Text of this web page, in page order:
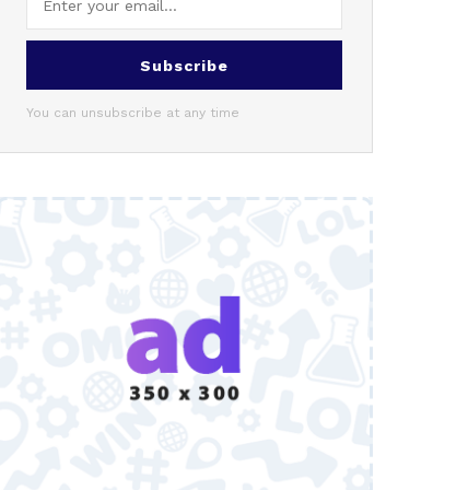
Subscribe
You can unsubscribe at any time